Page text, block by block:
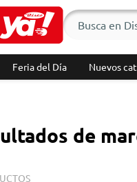
Feria del Día Nuevos
de